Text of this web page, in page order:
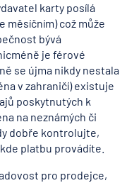
karty posílá
měsíčním) což může
bývá
je férové
se újma nikdy nestala
v zahraničí) existuje
poskytnutých k
na neznámých či
dobře kontrolujte,
platbu provádíte.
pro prodejce,